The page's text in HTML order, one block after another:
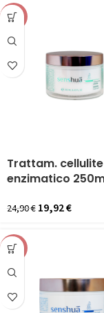
-20%
Trattam. cellulite
enzimatico
24,90€19,92€
-30%